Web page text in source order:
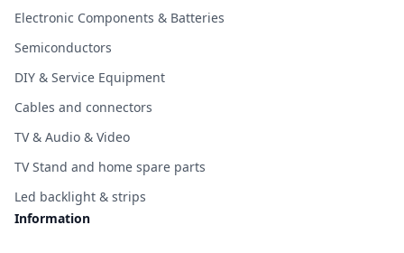
Electronic Components & Batteries
Semiconductors
DIY & Service Equipment
Cables and connectors
TV & Audio & Video
TV Stand and home spare parts
Led backlight & strips
Information